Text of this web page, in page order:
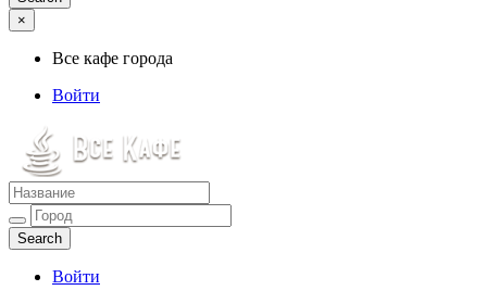
×
Все кафе города
Войти
Все кафе города
Каталог хороших кафе
Войти